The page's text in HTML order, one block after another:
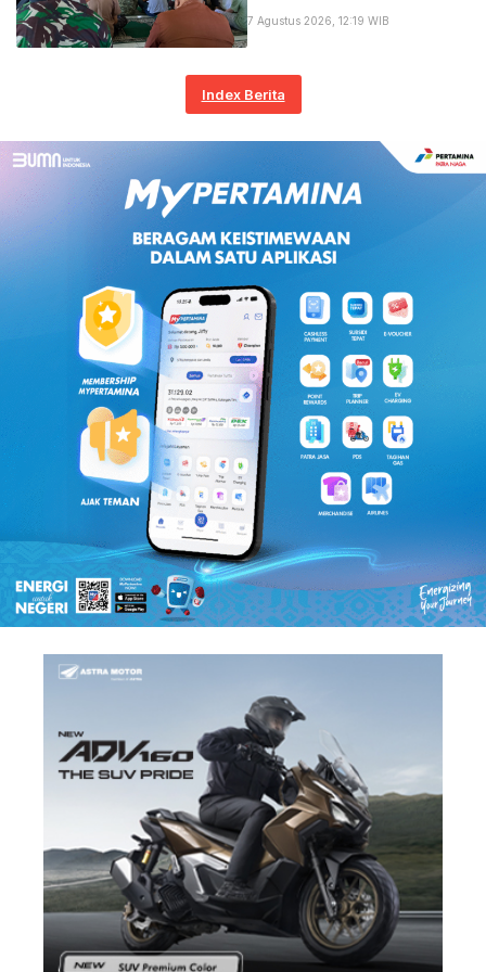
Teladani Ketelusan
di Era Digital
7 Agustus 2026, 12:19 WIB
Index Berita